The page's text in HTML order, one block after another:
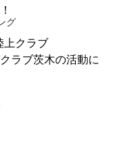
グ
上クラブ
ラブ茨木の活動に